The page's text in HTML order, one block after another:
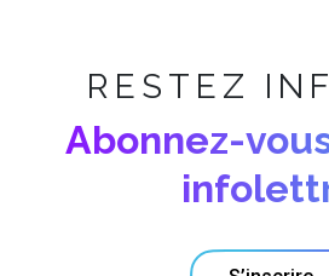
RESTEZ
Abonnez-